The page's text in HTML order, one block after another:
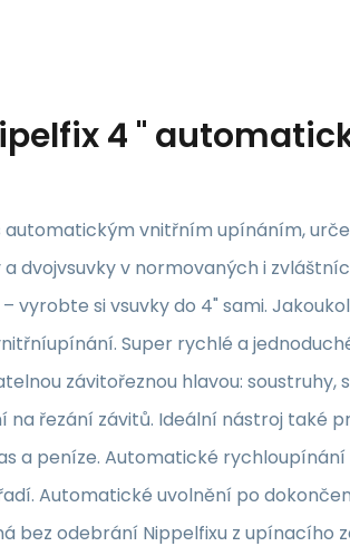
4 "
automatickým vnitřním upínáním,
a dvojvsuvky v normovaných i
– vyrobte si vsuvky do 4" sami.
Super rychlé a
závitořeznou hlavou: soustruhy,
na řezání závitů. Ideální nástroj také
a peníze. Automatické
Automatické uvolnění po
bez odebrání Nippelfixu z upínacího